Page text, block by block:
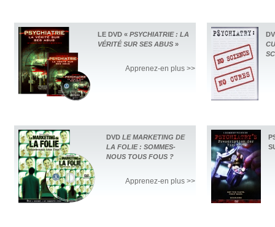
LE DVD « PSYCHIATRIE : LA
VÉRITÉ SUR SES ABUS »
Apprenez-en plus >>
DVD LE MARKETING DE
LA FOLIE : SOMMES-
NOUS TOUS FOUS ?
Apprenez-en plus >>